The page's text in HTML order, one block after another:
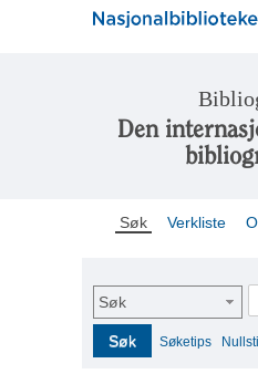
Den
Søk Verkliste
Søk
Søk Søketips Nullstill